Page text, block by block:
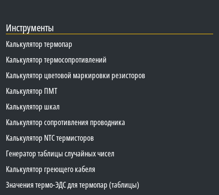
Инструменты
Калькулятор термопар
Калькулятор термосопротивлений
Калькулятор цветовой маркировки резисторов
Калькулятор ПМТ
Калькулятор шкал
Калькулятор сопротивления проводника
Калькулятор NTC термисторов
Генератор таблицы случайных чисел
Калькулятор греющего кабеля
Значения термо-ЭДС для термопар (таблицы)